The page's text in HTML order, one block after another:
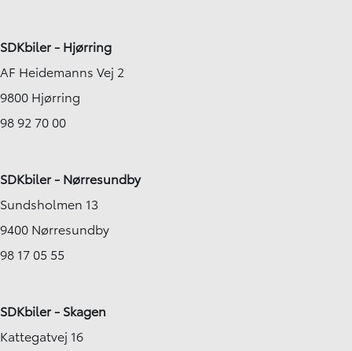
SDKbiler - Hjørring
AF Heidemanns Vej 2
9800 Hjørring
98 92 70 00
SDKbiler - Nørresundby
Sundsholmen 13
9400 Nørresundby
98 17 05 55
SDKbiler - Skagen
Kattegatvej 16